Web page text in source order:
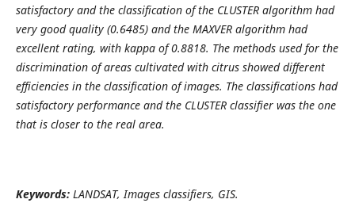
satisfactory and the classification of the CLUSTER algorithm had
very good quality (0.6485) and the MAXVER algorithm had
excellent rating, with kappa of 0.8818. The methods used for the
discrimination of areas cultivated with citrus showed different
efficiencies in the classification of images. The classifications had
satisfactory performance and the CLUSTER classifier was the one
that is closer to the real area.
Keywords:LANDSAT, Images classifiers, GIS.